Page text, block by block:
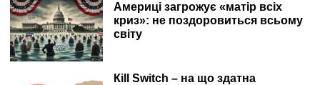
Америці загрожує «матір всіх
криз»: не поздоровиться всьому
світу
Кill Switch – на що здатна